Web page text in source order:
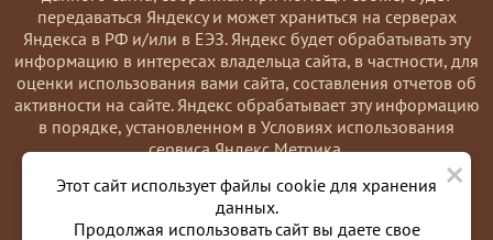
×
Этот сайт использует файлы cookie для хранения
данных.
Продолжая использовать сайт вы даете свое
передаваться Яндексу и может храниться на серверах
Яндекса в РФ и/или в ЕЭЗ. Яндекс будет обрабатывать эту
информацию в интересах владельца сайта, в частности, для
оценки использования вами сайта, составления отчетов об
активности на сайте. Яндекс обрабатывает эту информацию
в порядке, установленном в Условиях использования
сервиса Яндекс Метрика.
Вы можете отказаться от использования cookies, выбрав
соответствующие настройки в браузере. Также вы можете
использовать инструмент —